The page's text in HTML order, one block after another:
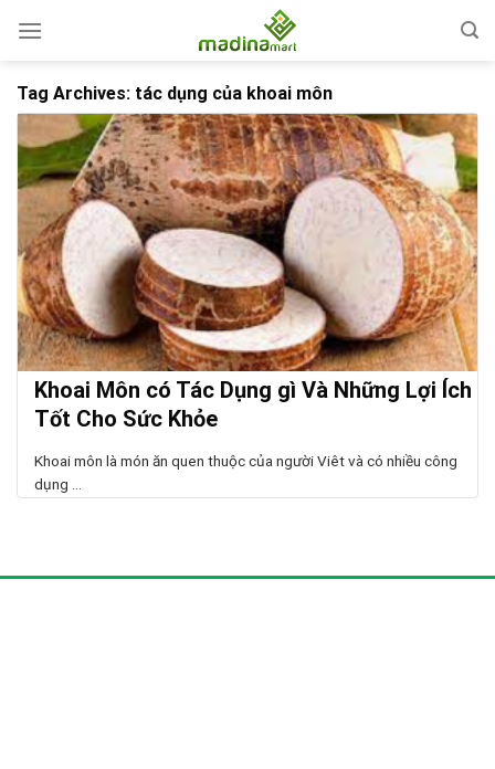
Tag Archives: tác dụng của khoai môn
Khoai Môn có Tác Dụng gì Và Những Lợi Ích
Tốt Cho Sức Khỏe
Khoai môn là món ăn quen thuộc của người Viêt và có nhiều công
dụng ...